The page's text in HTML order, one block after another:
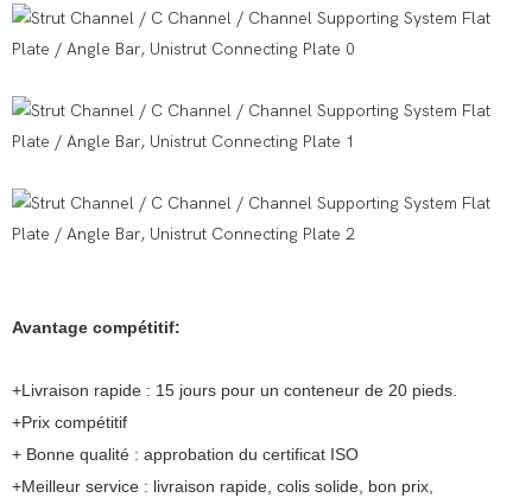
Avantage compétitif:
+Livraison rapide : 15 jours pour un conteneur de 20 pieds.
+Prix compétitif
+ Bonne qualité : approbation du certificat ISO
+Meilleur service : livraison rapide, colis solide, bon prix,